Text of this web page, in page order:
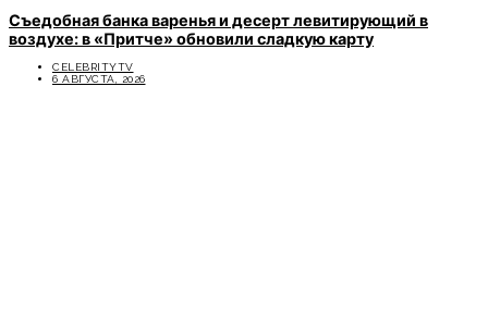
Съедобная банка варенья и десерт левитирующий в
воздухе: в «Притче» обновили сладкую карту
CELEBRITYTV
6 АВГУСТА, 2026